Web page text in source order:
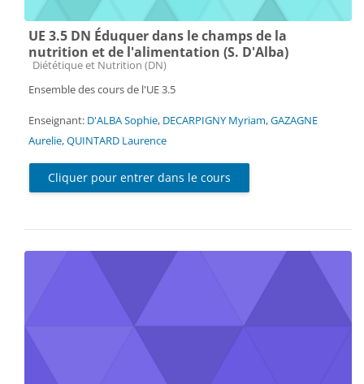
UE 3.5 DN Éduquer dans le champs de la
nutrition et de l'alimentation (S. D'Alba)
Catégorie de cours
Diététique et Nutrition (DN)
Ensemble des cours de l'UE 3.5
Enseignant: D'ALBA Sophie, DECARPIGNY Myriam,GAZAGNE
Aurelie,QUINTARD Laurence
Cliquer pour entrer dans le cours